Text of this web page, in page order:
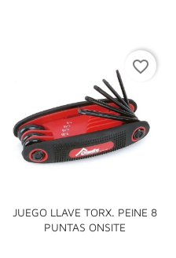
JUEGO LLAVE TORX. PEINE 8
PUNTAS ONSITE
favorite_border